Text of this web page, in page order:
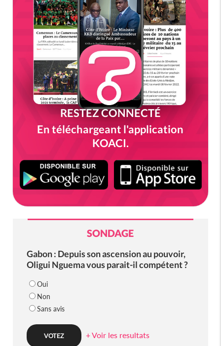
RESTEZ CONNECTÉ
En téléchargeant l'application
KOACI.
SONDAGE
Gabon : Depuis son ascension au pouvoir,
Oligui Nguema vous parait-il compétent ?
Oui
Non
Sans avis
+ Voir les resultats